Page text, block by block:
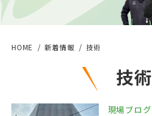
HOME 新着情報 技術
技術
現場ブログ